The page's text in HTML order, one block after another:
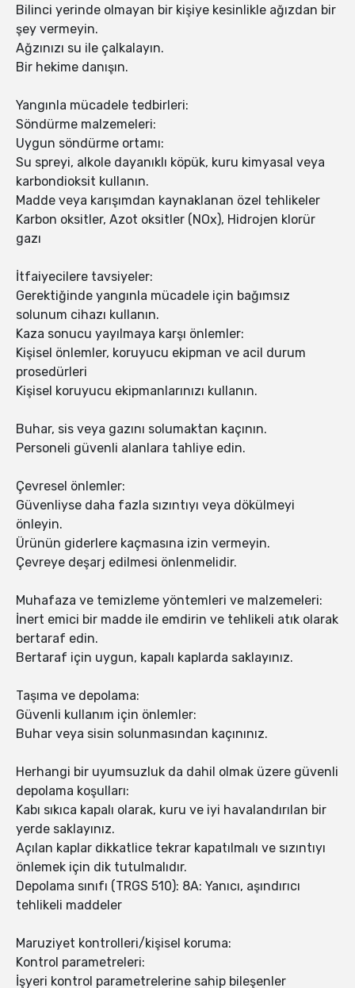
Bilinci yerinde olmayan bir kişiye kesinlikle ağızdan bir
şey vermeyin.
Ağzınızı su ile çalkalayın.
Bir hekime danışın.
Yangınla mücadele tedbirleri:
Söndürme malzemeleri:
Uygun söndürme ortamı:
Su spreyi, alkole dayanıklı köpük, kuru kimyasal veya
karbondioksit kullanın.
Madde veya karışımdan kaynaklanan özel tehlikeler
Karbon oksitler, Azot oksitler (NOx), Hidrojen klorür
gazı
İtfaiyecilere tavsiyeler:
Gerektiğinde yangınla mücadele için bağımsız
solunum cihazı kullanın.
Kaza sonucu yayılmaya karşı önlemler:
Kişisel önlemler, koruyucu ekipman ve acil durum
prosedürleri
Kişisel koruyucu ekipmanlarınızı kullanın.
Buhar, sis veya gazını solumaktan kaçının.
Personeli güvenli alanlara tahliye edin.
Çevresel önlemler:
Güvenliyse daha fazla sızıntıyı veya dökülmeyi
önleyin.
Ürünün giderlere kaçmasına izin vermeyin.
Çevreye deşarj edilmesi önlenmelidir.
Muhafaza ve temizleme yöntemleri ve malzemeleri:
İnert emici bir madde ile emdirin ve tehlikeli atık olarak
bertaraf edin.
Bertaraf için uygun, kapalı kaplarda saklayınız.
Taşıma ve depolama:
Güvenli kullanım için önlemler:
Buhar veya sisin solunmasından kaçınınız.
Herhangi bir uyumsuzluk da dahil olmak üzere güvenli
depolama koşulları:
Kabı sıkıca kapalı olarak, kuru ve iyi havalandırılan bir
yerde saklayınız.
Açılan kaplar dikkatlice tekrar kapatılmalı ve sızıntıyı
önlemek için dik tutulmalıdır.
Depolama sınıfı (TRGS 510): 8A: Yanıcı, aşındırıcı
tehlikeli maddeler
Maruziyet kontrolleri/kişisel koruma:
Kontrol parametreleri:
İşyeri kontrol parametrelerine sahip bileşenler